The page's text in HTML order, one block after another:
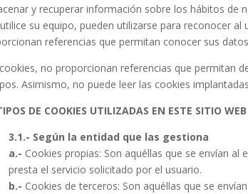
y recuperar información sobre los hábitos de
su equipo, pueden utilizarse para reconocer
referencias que permitan conocer sus
no proporcionan referencias que permitan
Asimismo, no puede leer las cookies
DE COOKIES UTILIZADAS EN ESTE SITIO WEB
3.1.- Según la entidad que las gestiona
a.- Cookies propias: Son aquéllas que se envían
presta el servicio solicitado por el usuario.
b.- Cookies de terceros: Son aquéllas que se